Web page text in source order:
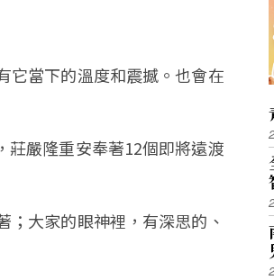
它當下的溫度和震撼。也會在
莊嚴隆重安奉著12個即將遠渡
大家的眼神裡，有深思的、